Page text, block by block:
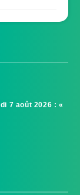
7 août 2026 : «